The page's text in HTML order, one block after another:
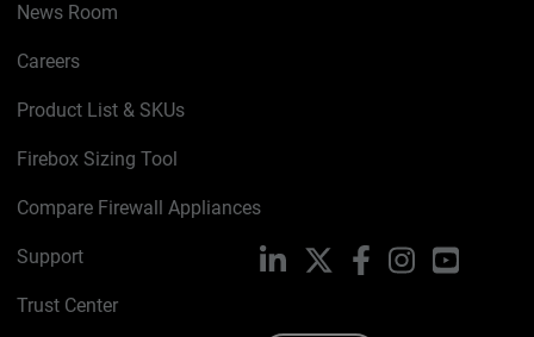
News Room
Careers
Product List & SKUs
Firebox Sizing Tool
Compare Firewall Appliances
Support
Trust Center
LinkedIn FacebookInstagram